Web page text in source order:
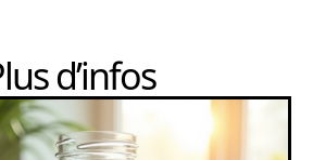
d’infos